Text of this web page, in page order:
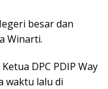
besar dan
Winarti.
DPC PDIP Way
waktu lalu di